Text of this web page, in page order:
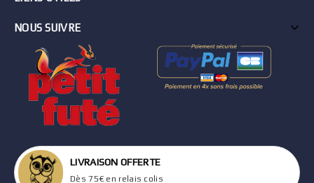
NOUS SUIVRE
LIVRAISON OFFERTE
Dès 75€ en relais colis